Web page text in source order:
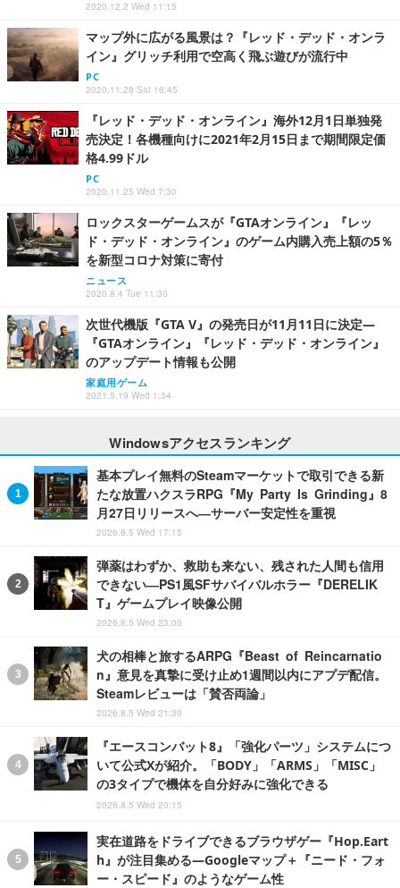
2020.12.2 Wed 11:15
マップ外に広がる風景は？『レッド・デッド・オンラ
イン』グリッチ利用で空高く飛ぶ遊びが流行中
PC
2020.11.28 Sat 16:45
『レッド・デッド・オンライン』海外12月1日単独発
売決定！各機種向けに2021年2月15日まで期間限定価
格4.99ドル
PC
2020.11.25 Wed 7:30
ロックスターゲームスが『GTAオンライン』『レッ
ド・デッド・オンライン』のゲーム内購入売上額の5％
を新型コロナ対策に寄付
ニュース
2020.8.4 Tue 11:30
次世代機版『GTA V』の発売日が11月11日に決定―
『GTAオンライン』『レッド・デッド・オンライン』
のアップデート情報も公開
家庭用ゲーム
2021.5.19 Wed 1:34
Windowsアクセスランキング
基本プレイ無料のSteamマーケットで取引できる新
たな放置ハクスラRPG『My Party Is Grinding』8
月27日リリースへ―サーバー安定性を重視
2026.8.5 Wed 17:15
弾薬はわずか、救助も来ない、残された人間も信用
できない―PS1風SFサバイバルホラー『DERELIK
T』ゲームプレイ映像公開
2026.8.5 Wed 23:00
犬の相棒と旅するARPG『Beast of Reincarnatio
n』意見を真摯に受け止め1週間以内にアプデ配信。
Steamレビューは「賛否両論」
2026.8.5 Wed 21:30
『エースコンバット8』「強化パーツ」システムにつ
いて公式Xが紹介。「BODY」「ARMS」「MISC」
の3タイプで機体を自分好みに強化できる
2026.8.5 Wed 20:15
実在道路をドライブできるブラウザゲー『Hop.Eart
h』が注目集める―Googleマップ＋『ニード・フォ
ー・スピード』のようなゲーム性